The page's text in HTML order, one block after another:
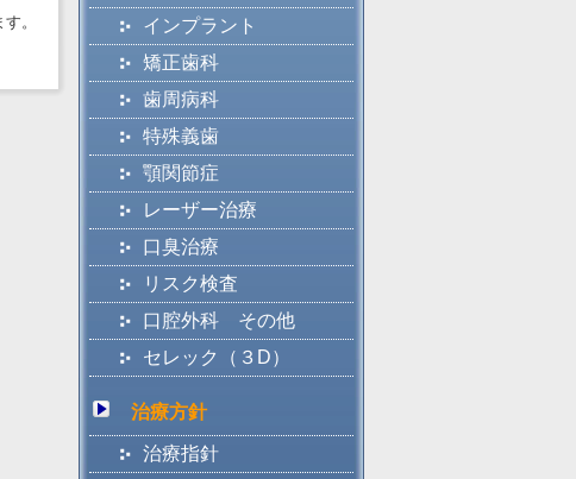
。
インプラント
矯正歯科
歯周病科
特殊義歯
顎関節症
レーザー治療
口臭治療
リスク検査
口腔外科 その他
セレック（３D）
治療方針
治療指針